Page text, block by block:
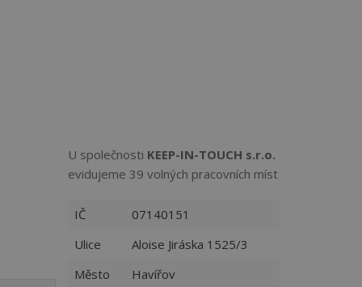
U společnosti KEEP-IN-TOUCH s.r.o.
evidujeme 39 volných pracovních míst
IČ
07140151
Ulice
Aloise Jiráska 1525/3
Město
Havířov